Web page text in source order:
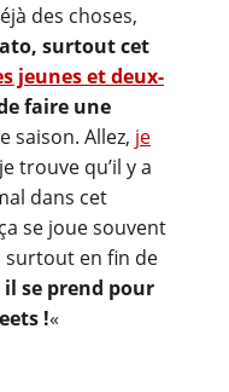
des choses,
surtout cet
jeunes et deux-
faire une
saison. Allez, je
trouve qu’il y a
dans cet
se joue souvent
surtout en fin de
il se prend pour
!«